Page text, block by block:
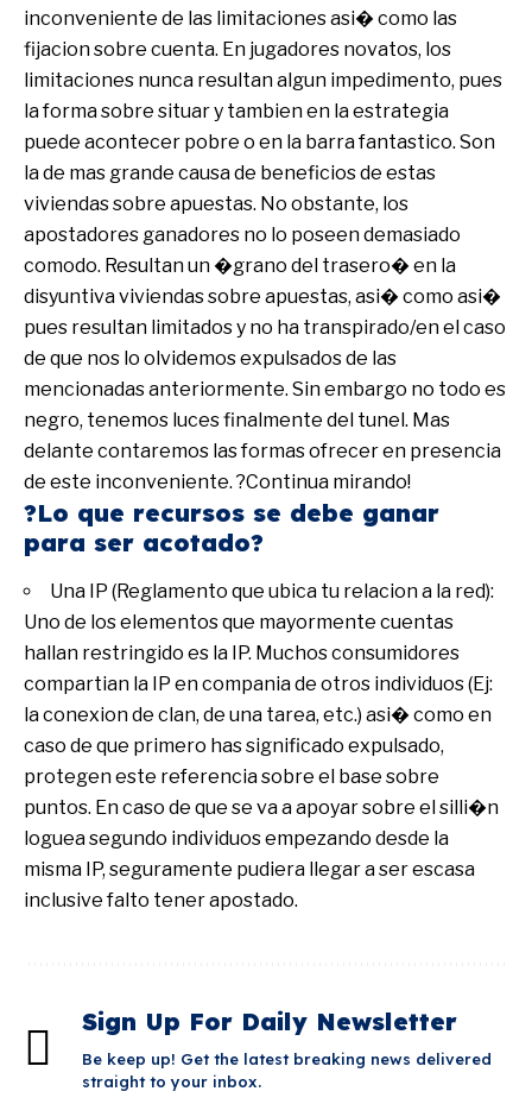
inconveniente de las limitaciones asi� como las
fijacion sobre cuenta. En jugadores novatos, los
limitaciones nunca resultan algun impedimento, pues
la forma sobre situar y tambien en la estrategia
puede acontecer pobre o en la barra fantastico. Son
la de mas grande causa de beneficios de estas
viviendas sobre apuestas. No obstante, los
apostadores ganadores no lo poseen demasiado
comodo. Resultan un �grano del trasero� en la
disyuntiva viviendas sobre apuestas, asi� como asi�
pues resultan limitados y no ha transpirado/en el caso
de que nos lo olvidemos expulsados de las
mencionadas anteriormente. Sin embargo no todo es
negro, tenemos luces finalmente del tunel. Mas
delante contaremos las formas ofrecer en presencia
de este inconveniente. ?Continua mirando!
?Lo que recursos se debe ganar
para ser acotado?
Una IP (Reglamento que ubica tu relacion a la red):
Uno de los elementos que mayormente cuentas
hallan restringido es la IP. Muchos consumidores
compartian la IP en compania de otros individuos (Ej:
la conexion de clan, de una tarea, etc.) asi� como en
caso de que primero has significado expulsado,
protegen este referencia sobre el base sobre
puntos. En caso de que se va a apoyar sobre el silli�n
loguea segundo individuos empezando desde la
misma IP, seguramente pudiera llegar a ser escasa
inclusive falto tener apostado.
Sign Up For Daily Newsletter
Be keep up! Get the latest breaking news delivered
straight to your inbox.